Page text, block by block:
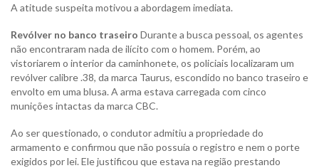
A atitude suspeita motivou a abordagem imediata.
Revólver no banco traseiro Durante a busca pessoal, os agentes
não encontraram nada de ilícito com o homem. Porém, ao
vistoriarem o interior da caminhonete, os policiais localizaram um
revólver calibre .38, da marca Taurus, escondido no banco traseiro e
envolto em uma blusa. A arma estava carregada com cinco
munições intactas da marca CBC.
Ao ser questionado, o condutor admitiu a propriedade do
armamento e confirmou que não possuía o registro e nem o porte
exigidos por lei. Ele justificou que estava na região prestando